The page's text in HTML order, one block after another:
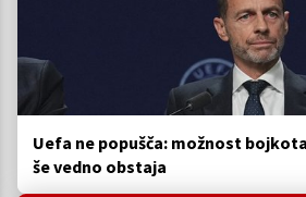
Uefa ne popušča: možnost
še vedno obstaja